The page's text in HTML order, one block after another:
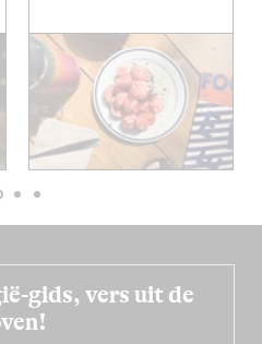
gids, vers uit de